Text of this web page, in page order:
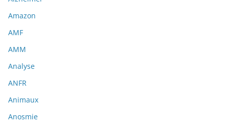
Amazon
AMF
AMM
Analyse
ANFR
Animaux
Anosmie